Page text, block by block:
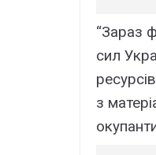
“Зараз
сил
з